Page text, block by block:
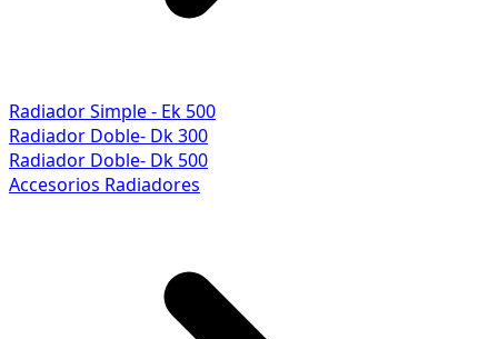
Radiador Simple - Ek 500
Radiador Doble- Dk 300
Radiador Doble- Dk 500
Accesorios Radiadores